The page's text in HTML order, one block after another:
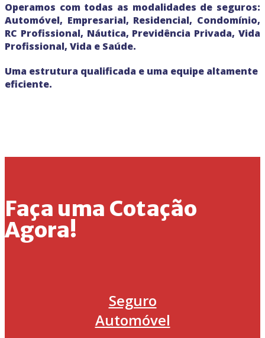
Operamos com todas as modalidades de seguros:
Automóvel, Empresarial, Residencial, Condomínio,
RC Profissional, Náutica, Previdência Privada, Vida
Profissional, Vida e Saúde.
Uma estrutura qualificada e uma equipe altamente
eficiente.
Faça uma Cotação
Agora!
Seguro
Automóvel